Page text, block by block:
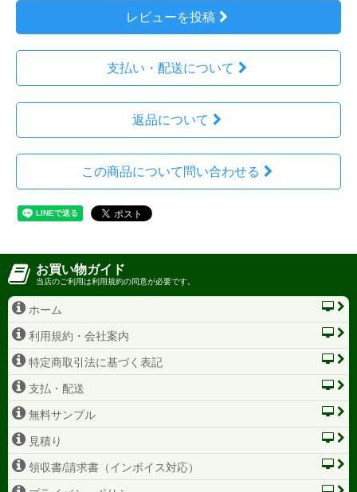
レビューを投稿
支払い・配送について
返品について
この商品について問い合わせる
お買い物ガイド
当店のご利用は利用規約の同意が必要です。
ホーム
利用規約・会社案内
特定商取引法に基づく表記
支払・配送
無料サンプル
見積り
領収書/請求書（インボイス対応）